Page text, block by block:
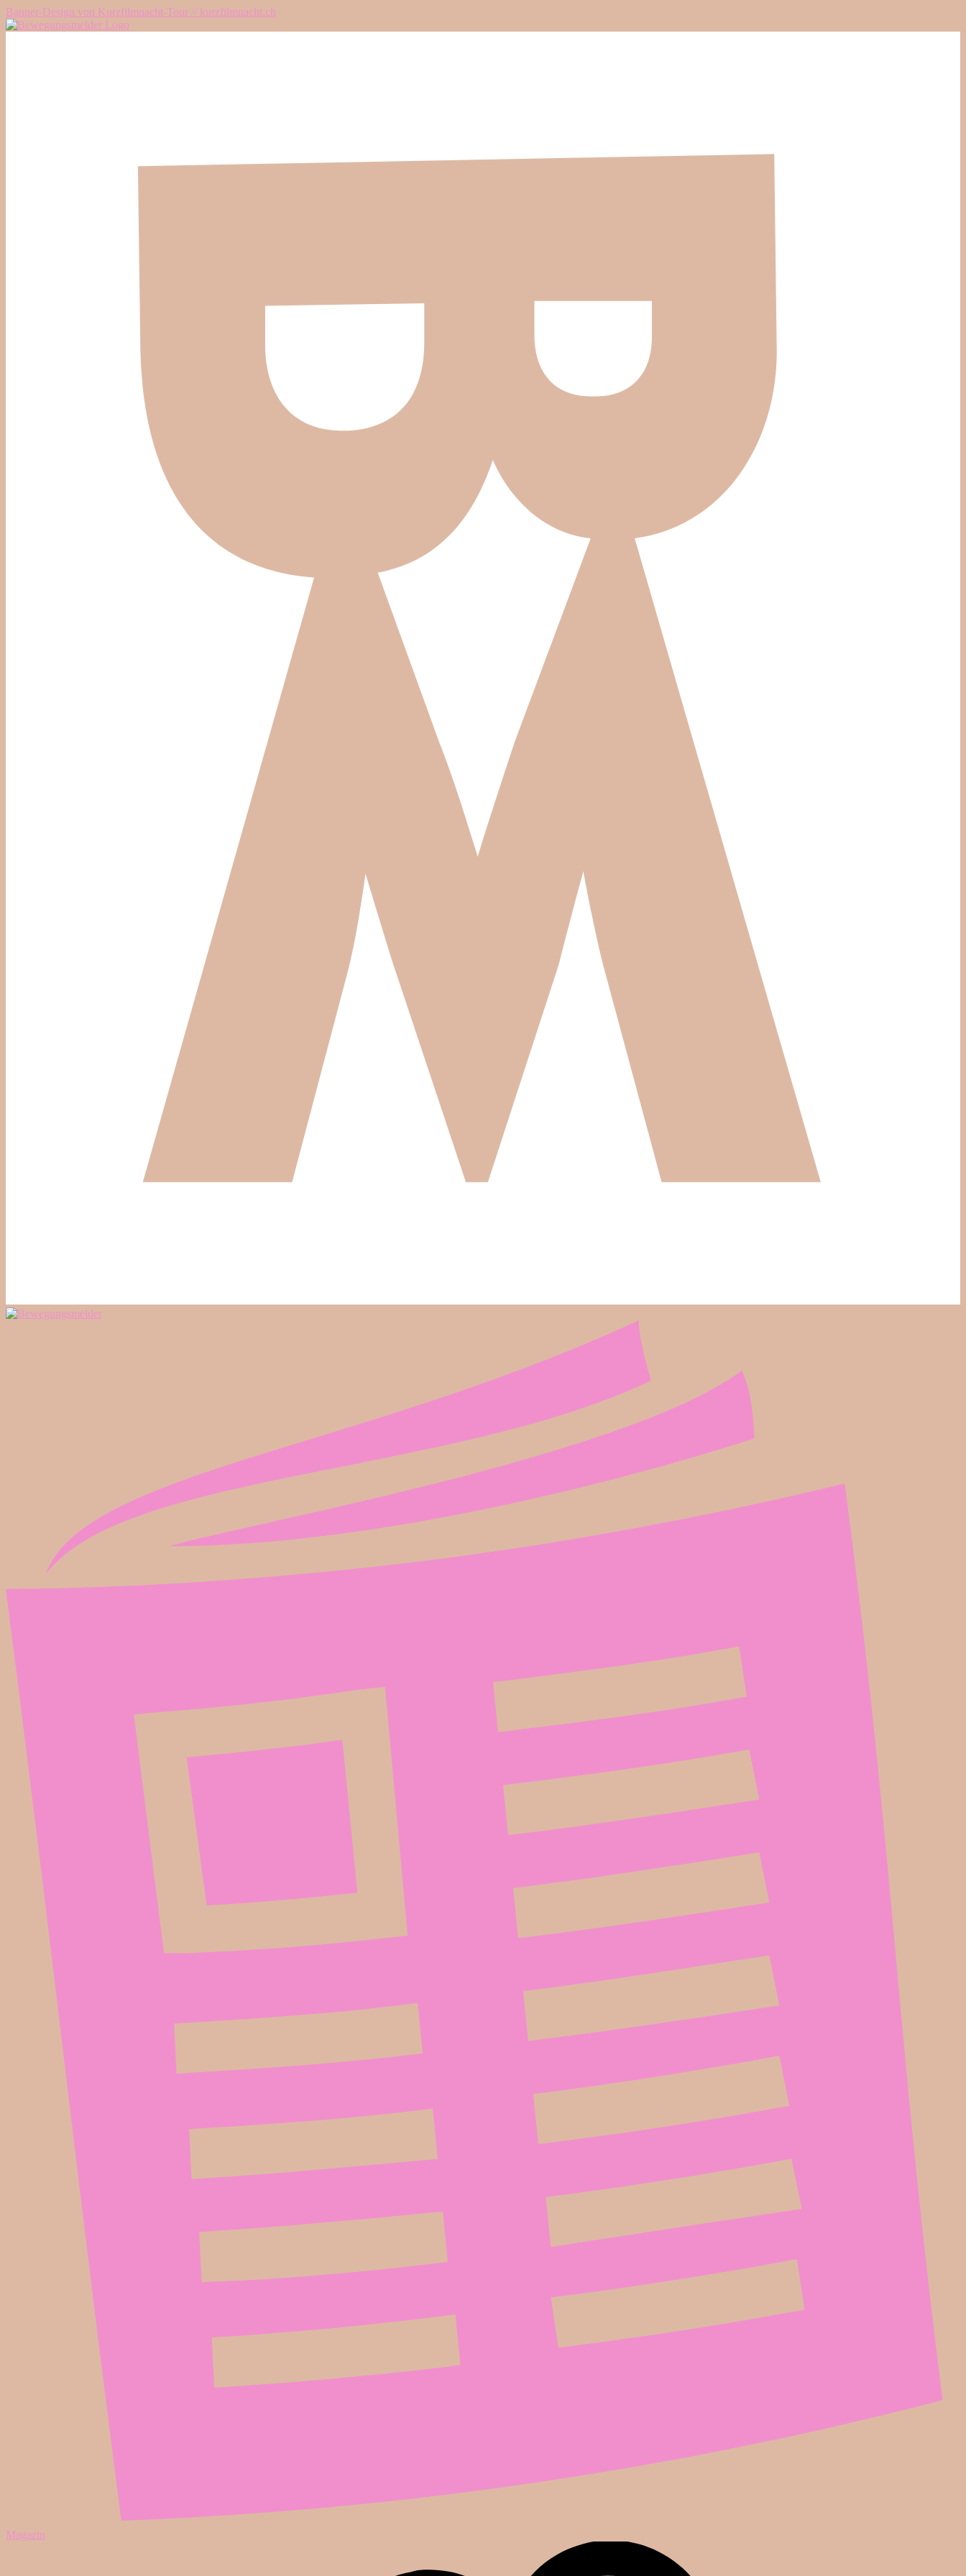
Banner-Design von Kurzfilmnacht-Tour // kurzfilmnacht.ch
Magazin